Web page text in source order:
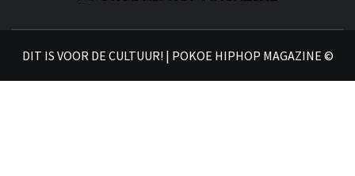
DIT IS VOOR DE CULTUUR! | POKOE HIPHOP MAGAZINE ©